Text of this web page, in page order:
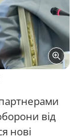
від
нові